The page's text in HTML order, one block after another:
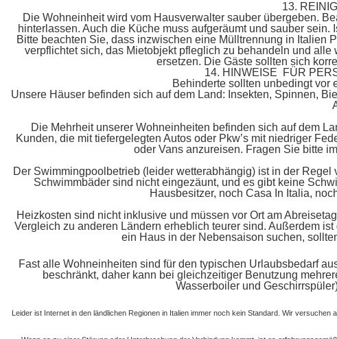
13.
Die Wohneinheit wird vom Hausverwalter sauber übergeben.
hinterlassen. Auch die Küche muss aufgeräumt und sauber
Bitte beachten Sie, dass inzwischen eine Mülltrennung in Italien
verpflichtet sich, das Mietobjekt pfleglich zu behandeln und
ersetzen. Die Gäste sollten sich
14. HINWEISE FÜR
Behinderte sollten unbedingt vor
Unsere Häuser befinden sich auf dem Land: Insekten, Spinnen,
Die Mehrheit unserer Wohneinheiten befinden sich auf dem
Kunden, die mit tiefergelegten Autos oder Pkw’s mit niedriger
oder Vans anzureisen. Fragen Sie bitte
Der Swimmingpoolbetrieb (leider wetterabhängig) ist in der
Schwimmbäder sind nicht eingezäunt, und es gibt keine
Hausbesitzer, noch Casa In Italia,
Heizkosten sind nicht inklusive und müssen vor Ort am
Vergleich zu anderen Ländern erheblich teurer sind. Außerdem
ein Haus in der Nebensaison suchen,
Fast alle Wohneinheiten sind für den typischen Urlaubsbedarf
beschränkt, daher kann bei gleichzeitiger Benutzung
Wasserboiler und
Leider ist Internet in den ländlichen Regionen in Italien immer noch kein Standard. Wir